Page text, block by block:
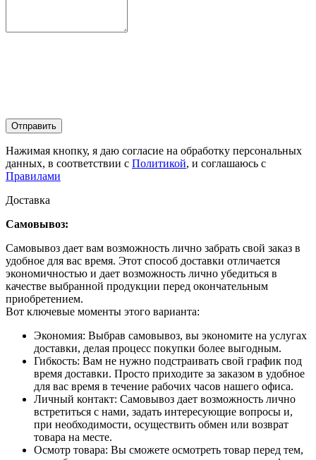
Отправить
Нажимая кнопку, я даю согласие на обработку персональных
данных, в соответствии с Политикой, и соглашаюсь с
Правилами
Доставка
Самовывоз:
Самовывоз дает вам возможность лично забрать свой заказ в
удобное для вас время. Этот способ доставки отличается
экономичностью и дает возможность лично убедиться в
качестве выбранной продукции перед окончательным
приобретением.
Вот ключевые моменты этого варианта:
Экономия: Выбрав самовывоз, вы экономите на услугах
доставки, делая процесс покупки более выгодным.
Гибкость: Вам не нужно подстраивать свой график под
время доставки. Просто приходите за заказом в удобное
для вас время в течение рабочих часов нашего офиса.
Личный контакт: Самовывоз дает возможность лично
встретиться с нами, задать интересующие вопросы и,
при необходимости, осуществить обмен или возврат
товара на месте.
Осмотр товара: Вы сможете осмотреть товар перед тем,